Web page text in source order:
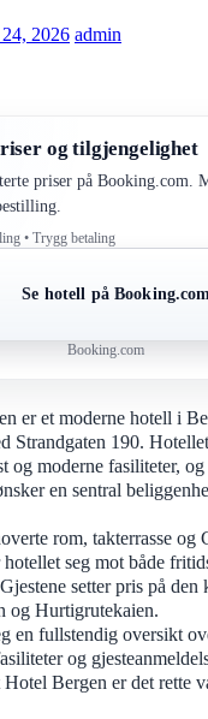
2026 admin
og tilgjengelighet
priser på Booking.com.
• Trygg betaling
Se hotell på Booking.com
Booking.com
er et moderne hotell i
Strandgaten 190.
og moderne fasiliteter,
en sentral
rom, takterrasse og
seg mot både
setter pris på den
og Hurtigrutekaien.
en fullstendig oversikt
og
Bergen er det rette